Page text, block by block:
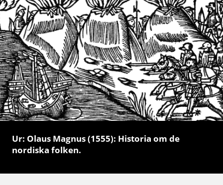
Ur: Olaus Magnus (1555): Historia om de
nordiska folken.